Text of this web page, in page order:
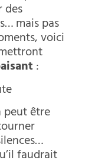
des
mais pas
voici
:
peut être